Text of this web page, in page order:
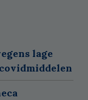
lage